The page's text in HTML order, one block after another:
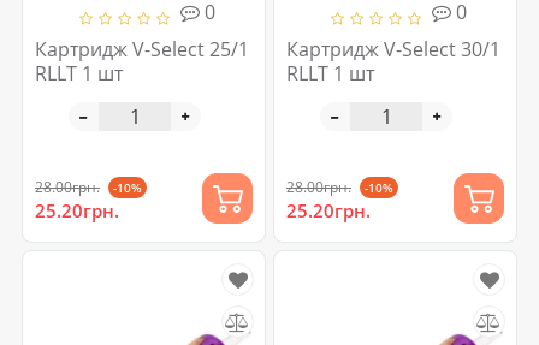
0
Картридж V-Select 25/1
RLLT 1 шт
28.00грн. -10%
25.20грн.
0
Картридж V-Select 30/1
RLLT 1 шт
28.00грн. -10%
25.20грн.